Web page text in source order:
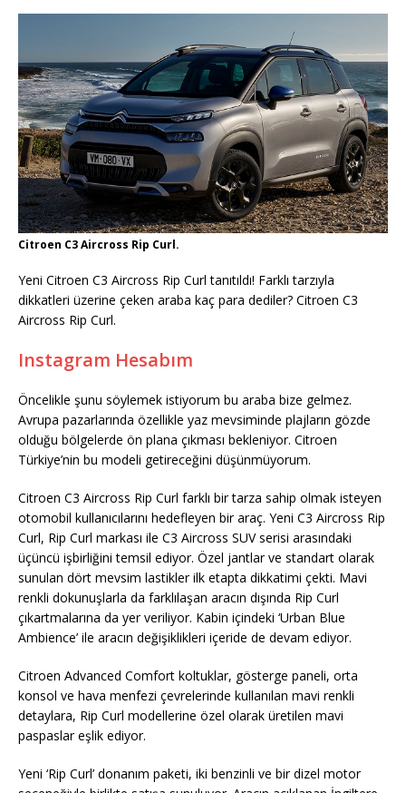
Citroen C3 Aircross Rip Curl.
Yeni Citroen C3 Aircross Rip Curl tanıtıldı! Farklı tarzıyla
dikkatleri üzerine çeken araba kaç para dediler? Citroen C3
Aircross Rip Curl.
Instagram Hesabım
Öncelikle şunu söylemek istiyorum bu araba bize gelmez.
Avrupa pazarlarında özellikle yaz mevsiminde plajların gözde
olduğu bölgelerde ön plana çıkması bekleniyor. Citroen
Türkiye’nin bu modeli getireceğini düşünmüyorum.
Citroen C3 Aircross Rip Curl farklı bir tarza sahip olmak isteyen
otomobil kullanıcılarını hedefleyen bir araç. Yeni C3 Aircross Rip
Curl, Rip Curl markası ile C3 Aircross SUV serisi arasındaki
üçüncü işbirliğini temsil ediyor. Özel jantlar ve standart olarak
sunulan dört mevsim lastikler ilk etapta dikkatimi çekti. Mavi
renkli dokunuşlarla da farklılaşan aracın dışında Rip Curl
çıkartmalarına da yer veriliyor. Kabin içindeki ‘Urban Blue
Ambience’ ile aracın değişiklikleri içeride de devam ediyor.
Citroen Advanced Comfort koltuklar, gösterge paneli, orta
konsol ve hava menfezi çevrelerinde kullanılan mavi renkli
detaylara, Rip Curl modellerine özel olarak üretilen mavi
paspaslar eşlik ediyor.
Yeni ‘Rip Curl’ donanım paketi, iki benzinli ve bir dizel motor